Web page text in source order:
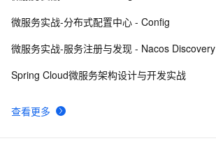
10编码实现Spring Cloud微服务负载均衡调用
查看更多
微服务实战-分布式配置中心 - Config
微服务实战-服务注册与发现 - Nacos Discovery
Spring Cloud微服务架构设计与开发实战